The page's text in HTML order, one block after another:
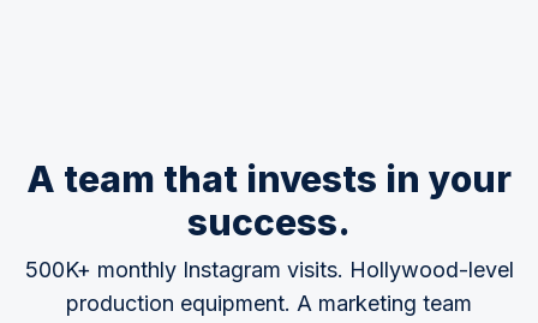
A team that invests in your
success.
500K+ monthly Instagram visits. Hollywood-level
production equipment. A marketing team